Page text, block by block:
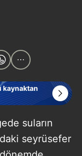
kaynaktan
suların
seyrüsefer